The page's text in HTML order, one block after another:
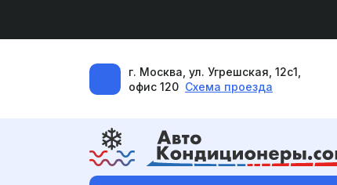
г. Москва, ул. Угрешская, 12с1,
офис 120 Схема проезда